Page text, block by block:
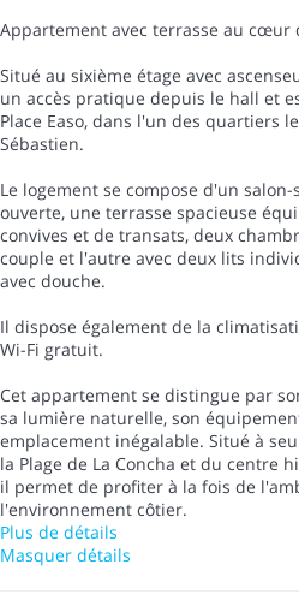
Appartement avec terrasse au cœur
Situé au sixième étage avec
un accès pratique depuis le hall et
Place Easo, dans l'un des quartiers
Sébastien.
Le logement se compose d'un
ouverte, une terrasse spacieuse
convives et de transats, deux
couple et l'autre avec deux lits
avec douche.
Il dispose également de la
Wi-Fi gratuit.
Cet appartement se distingue par
sa lumière naturelle, son
emplacement inégalable. Situé à
la Plage de La Concha et du centre
il permet de profiter à la fois de
l'environnement côtier.
Plus de détails
Masquer détails